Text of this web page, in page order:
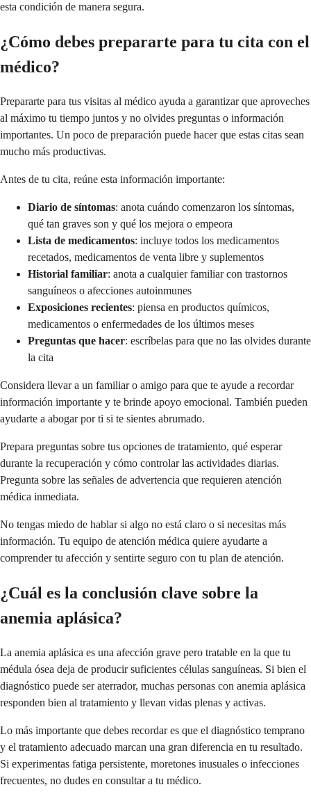
esta condición de manera segura.
¿Cómo debes prepararte para tu cita con el
médico?
Prepararte para tus visitas al médico ayuda a garantizar que aproveches
al máximo tu tiempo juntos y no olvides preguntas o información
importantes. Un poco de preparación puede hacer que estas citas sean
mucho más productivas.
Antes de tu cita, reúne esta información importante:
Diario de síntomas: anota cuándo comenzaron los síntomas,
qué tan graves son y qué los mejora o empeora
Lista de medicamentos: incluye todos los medicamentos
recetados, medicamentos de venta libre y suplementos
Historial familiar: anota a cualquier familiar con trastornos
sanguíneos o afecciones autoinmunes
Exposiciones recientes: piensa en productos químicos,
medicamentos o enfermedades de los últimos meses
Preguntas que hacer: escríbelas para que no las olvides durante
la cita
Considera llevar a un familiar o amigo para que te ayude a recordar
información importante y te brinde apoyo emocional. También pueden
ayudarte a abogar por ti si te sientes abrumado.
Prepara preguntas sobre tus opciones de tratamiento, qué esperar
durante la recuperación y cómo controlar las actividades diarias.
Pregunta sobre las señales de advertencia que requieren atención
médica inmediata.
No tengas miedo de hablar si algo no está claro o si necesitas más
información. Tu equipo de atención médica quiere ayudarte a
comprender tu afección y sentirte seguro con tu plan de atención.
¿Cuál es la conclusión clave sobre la
anemia aplásica?
La anemia aplásica es una afección grave pero tratable en la que tu
médula ósea deja de producir suficientes células sanguíneas. Si bien el
diagnóstico puede ser aterrador, muchas personas con anemia aplásica
responden bien al tratamiento y llevan vidas plenas y activas.
Lo más importante que debes recordar es que el diagnóstico temprano
y el tratamiento adecuado marcan una gran diferencia en tu resultado.
Si experimentas fatiga persistente, moretones inusuales o infecciones
frecuentes, no dudes en consultar a tu médico.